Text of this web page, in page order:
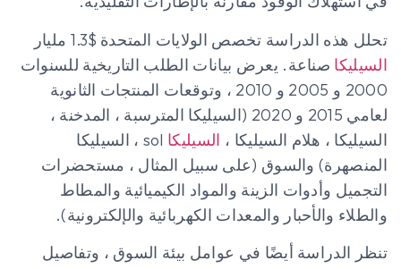
تحلل هذه الدراسة تخصص الولايات المتحدة $1.3 مليار
السيليكا صناعة. يعرض بيانات الطلب التاريخية للسنوات
2000 و 2005 و 2010 ، وتوقعات المنتجات الثانوية
لعامي 2015 و 2020 (السيليكا المترسبة ، المدخنة ،
السيليكا ، هلام السيليكا ، السيليكا
sol ، السيليكا
المنصهرة) والسوق (على سبيل المثال ، مستحضرات
التجميل وأدوات الزينة والمواد الكيميائية والمطاط
والطلاء والأحبار والمعدات الكهربائية والإلكترونية).
تنظر الدراسة أيضًا في عوامل بيئة السوق ، وتفاصيل